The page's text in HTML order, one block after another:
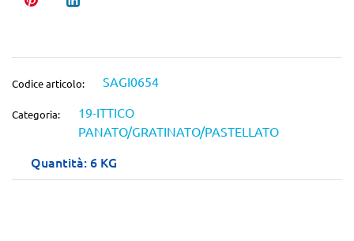
Codice articolo: SAGI0654
Categoria:
19-ITTICO
PANATO/GRATINATO/PASTELLATO
Quantità: 6 KG